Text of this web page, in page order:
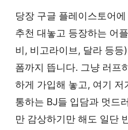
당장 구글 플레이스토어
추천 대놓고 등장하는 어
비, 비고라이브, 달라 등등
폼까지 뜹니다. 그냥 러프
하게 가입해 놓고, 여기 저
통하는 BJ들 입담과 멋드
만 감상하기만 해도 일단